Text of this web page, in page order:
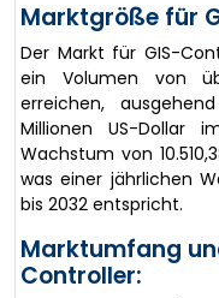
Marktgröße für
Der Markt für GIS-
ein Volumen von
erreichen,
Millionen US-Dollar
Wachstum von
was einer jährlichen
bis 2032 entspricht.
Marktumfang
Controller: